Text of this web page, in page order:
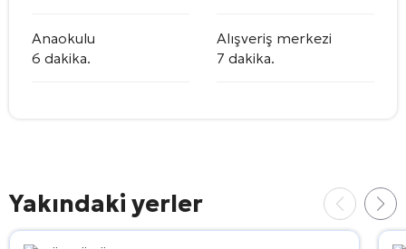
Anaokulu
6 dakika.
Alışveriş merkezi
7 dakika.
Yakındaki yerler